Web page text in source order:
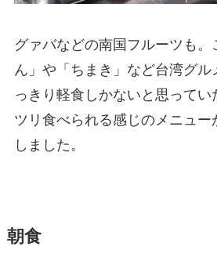
グァバなどの南国フルーツも。
ん」や「ちまき」など台湾グル
っきり軽食しかないと思ってい
ツリ食べられる感じのメニュー
しました。
朝食